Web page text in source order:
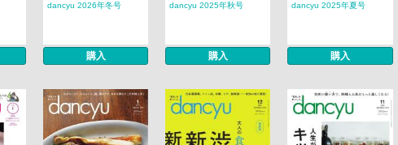
dancyu 2026年冬号
購入
dancyu 2025年秋号
購入
dancyu 2025年夏号
購入